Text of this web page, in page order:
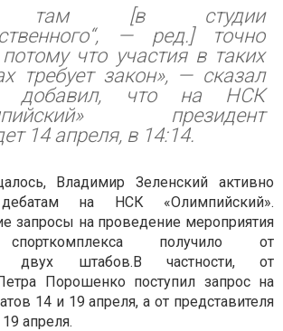
там [в студии
— ред.] точно
потому что участия в таких
требует закон», — сказал
что на НСК
президент
14 апреля, в 14:14.
Владимир Зеленский активно
на НСК «Олимпийский».
запросы на проведение мероприятия
спорткомплекса получило от
двух штабов.В частности, от
Порошенко поступил запрос на
14 и 19 апреля, а от представителя
апреля.